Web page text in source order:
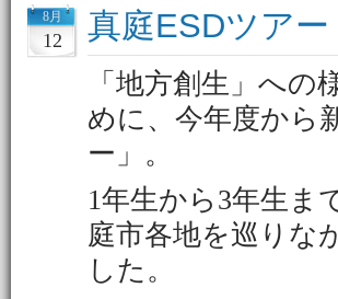
8月
12 真庭ESDツアー
「地方創生」へ
めに、今年度から
ー」。
1年生から3年生ま
庭市各地を巡りな
した。